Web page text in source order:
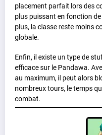
placement parfait lors des
plus puissant en fonction
plus, la classe reste moins
globale.
Enfin, il existe un type de
efficace sur le Pandawa.
au maximum, il peut alors
nombreux tours, le temps
combat.